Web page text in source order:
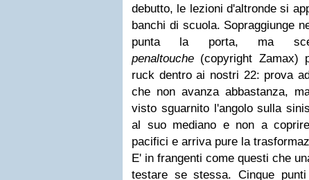
debutto, le lezioni d'altronde si
banchi di scuola. Sopraggiunge
punta la porta, ma
penaltouche (copyright Zamax)
ruck dentro ai nostri 22: prova
che non avanza abbastanza,
visto sguarnito l'angolo sulla
al suo mediano e non a
pacifici e arriva pure la
E' in frangenti come questi che
testare se stessa. Cinque